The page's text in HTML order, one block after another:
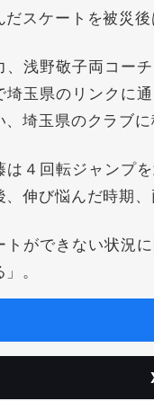
スケートを被災
浅野敬子両コー
玉県のリンクに
埼玉県のクラブ
４回転ジャンプ
伸び悩んだ時期
ができない状況
。